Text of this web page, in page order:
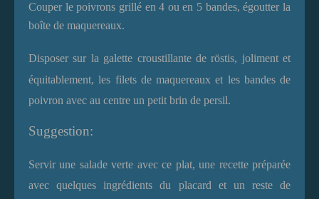
Couper le poivrons grillé en 4 ou en 5 bandes, égoutter la
boîte de maquereaux.
Disposer sur la galette croustillante de röstis, joliment et
équitablement, les filets de maquereaux et les bandes de
poivron avec au centre un petit brin de persil.
Suggestion:
Servir une salade verte avec ce plat, une recette préparée
avec quelques ingrédients du placard et un reste de